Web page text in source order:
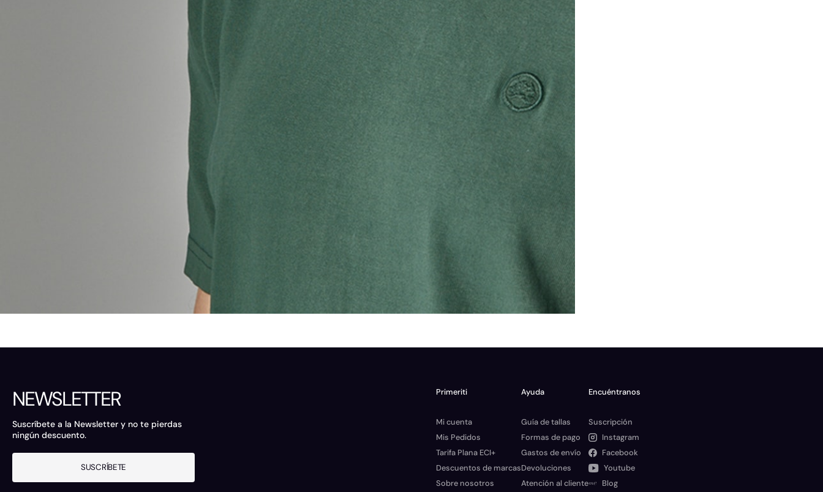
NEWSLETTER
Suscríbete a la Newsletter y no te pierdas
ningún descuento.
SUSCRÍBETE
Primeriti
Mi cuenta
Mis Pedidos
Tarifa Plana ECI+
Descuentos de marcas
Sobre nosotros
Ayuda
Guía de tallas
Formas de pago
Gastos de envío
Devoluciones
Atención al cliente
Encuéntranos
Suscripción
Instagram
Facebook
Youtube
Blog